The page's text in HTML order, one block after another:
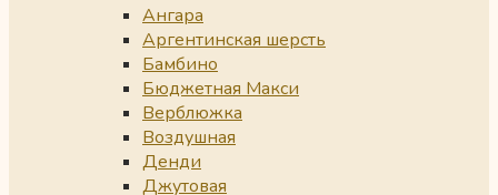
Ангара
Аргентинская шерсть
Бамбино
Бюджетная Макси
Верблюжка
Воздушная
Денди
Джутовая